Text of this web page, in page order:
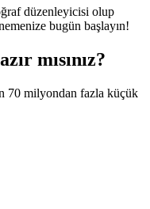
düzenleyicisi olup
bugün başlayın!
mısınız?
70 milyondan fazla küçük